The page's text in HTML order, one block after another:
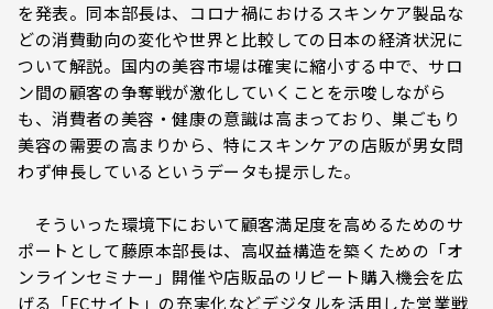
を発表。同本部長は、コロナ禍におけるスキンケア製品な
どの消費動向の変化や世界と比較しての日本の経済状況に
ついて解説。国内の美容市場は確実に縮小する中で、サロ
ン間の顧客の争奪戦が激化していくことを示唆しながら
も、消費者の美容・健康の意識は高まっており、巣ごもり
美容の需要の高まりから、特にスキンケアの店販が男女問
わず伸長しているというデータも提示した。
そういった環境下において顧客満足度を高めるためのサ
ポートとして藤原本部長は、高収益構造を築くための「オ
ンラインセミナー」開催や店販品のリピート購入機会を広
げる「ECサイト」の充実化などデジタルを活用した営業戦